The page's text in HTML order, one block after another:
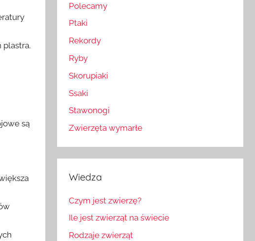
plastra.
są
Polecamy
Ptaki
Rekordy
Ryby
Skorupiaki
Ssaki
Stawonogi
Zwierzęta wymarłe
Wiedza
Czym jest zwierzę?
Ile jest zwierząt na świecie
Rodzaje zwierząt